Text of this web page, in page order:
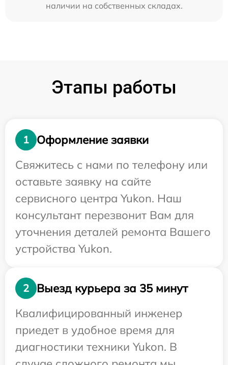
наличии на собственных складах.
Этапы работы
1
Оформление заявки
Свяжитесь с нами по телефону или
оставьте заявку на сайте
сервисного центра Yukon. Наш
консультант перезвонит Вам для
уточнения деталей ремонта Вашего
устройства Yukon.
2
Выезд курьера за 35 минут
Квалифицированный инженер
приедет в удобное время для
диагностики техники Yukon. В